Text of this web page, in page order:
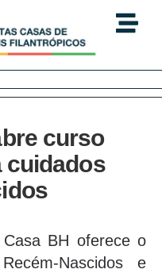
curso
cuidados
BH oferece o
Nascidos e